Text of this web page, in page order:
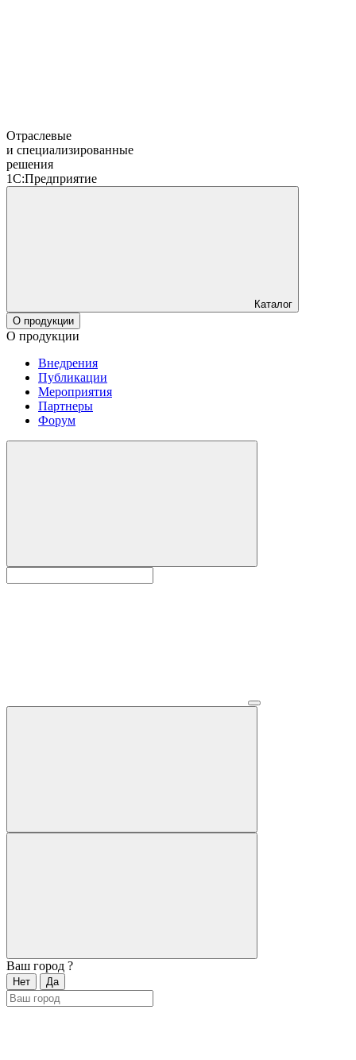
Отраслевые
и специализированные
решения
1С:Предприятие
Каталог
О продукции
О продукции
Внедрения
Публикации
Мероприятия
Партнеры
Форум
Ваш город ?
Нет Да